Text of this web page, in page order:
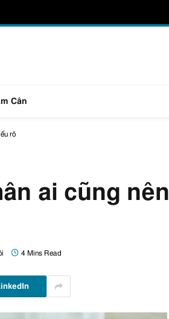
Cân
rõ
ai cũng nên
4 Mins Read